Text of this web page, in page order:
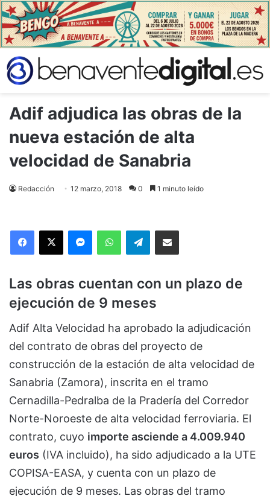
Adif adjudica las obras de la
nueva estación de alta
velocidad de Sanabria
Redacción 12 marzo, 2018 0 1 minuto leído
Telegram
Las obras cuentan con un plazo de
ejecución de 9 meses
Adif Alta Velocidad ha aprobado la adjudicación
del contrato de obras del proyecto de
construcción de la estación de alta velocidad de
Sanabria (Zamora), inscrita en el tramo
Cernadilla-Pedralba de la Pradería del Corredor
Norte-Noroeste de alta velocidad ferroviaria. El
contrato, cuyo importe asciende a 4.009.940
euros (IVA incluido), ha sido adjudicado a la UTE
COPISA-EASA, y cuenta con un plazo de
ejecución de 9 meses. Las obras del tramo